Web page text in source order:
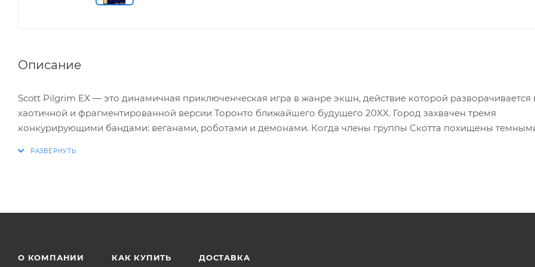
Описание
Scott Pilgrim EX — это динамичная приключенческая игра в жанре экшн, действие которой разворачивается
хаотичной и фрагментированной версии Торонто ближайшего будущего 20XX. Город захвачен тремя
конкурирующими бандами: веганами, роботами и демонами. Когда члены группы Скотта похищены
О КОМПАНИИ КАК КУПИТЬ ДОСТАВКА